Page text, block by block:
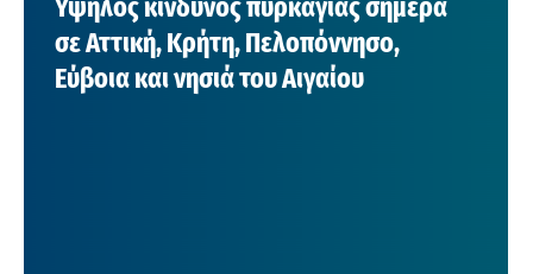
Υψηλός κίνδυνος πυρκαγιάς σήμερα
σε Αττική, Κρήτη, Πελοπόννησο,
Εύβοια και νησιά του Αιγαίου